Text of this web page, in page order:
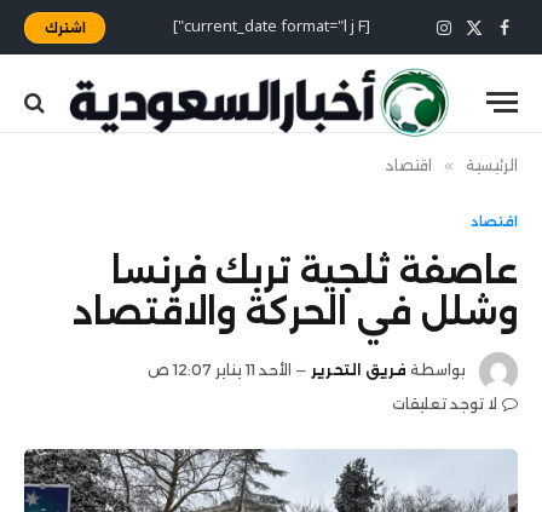
فيسبوك
X
(Twitter)
الانستغرام [current_date format="l j F"] اشترك
الرئيسية » اقتصاد
اقتصاد
عاصفة ثلجية تربك فرنسا
وشلل في الحركة والاقتصاد
بواسطة فريق التحرير
الأحد 11 يناير 12:07 ص
لا توجد تعليقات